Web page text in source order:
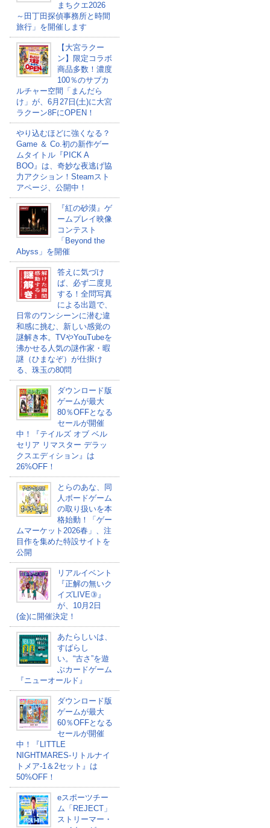
まちクエ2026
～田丁田探偵事務所と時間
旅行」を開催します
【大宮ラクー
ン】限定コラボ
商品多数！濃度
100％のサブカ
ルチャー空間「まんだら
け」が、6月27日(土)に大宮
ラクーン8FにOPEN！
やり込むほどに強くなる？
Game ＆ Co.初の新作ゲー
ムタイトル『PICK A
BOO』は、奇妙な夜逃げ協
力アクション！Steamスト
アページ、公開中！
『紅の砂漠』ゲ
ームプレイ映像
コンテスト
「Beyond the
Abyss」を開催
答えに気づけ
ば、必ず二度見
する！全問写真
による出題で、
日常のワンシーンに潜む違
和感に挑む、新しい感覚の
謎解き本。TVやYouTubeを
沸かせる人気の謎作家・暇
謎（ひまなぞ）が仕掛け
る、珠玉の80問
ダウンロード版
ゲームが最大
80％OFFとなる
セールが開催
中！『テイルズ オブ ベル
セリア リマスター デラッ
クスエディション』は
26%OFF！
とらのあな、同
人ボードゲーム
の取り扱いを本
格始動！「ゲー
ムマーケット2026春」、注
目作を集めた特設サイトを
公開
リアルイベント
『正解の無いク
イズLIVE③』
が、10月2日
(金)に開催決定！
あたらしいは、
すばらし
い。“古さ”を遊
ぶカードゲーム
『ニューオールド』
ダウンロード版
ゲームが最大
60％OFFとなる
セールが開催
中！『LITTLE
NIGHTMARES-リトルナイ
トメア-1＆2セット』は
50%OFF！
eスポーツチー
ム「REJECT」
ストリーマー・